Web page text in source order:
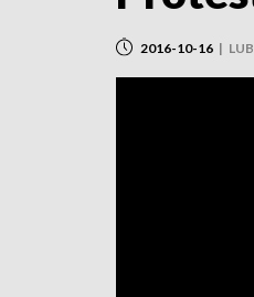
2016-10-16 |